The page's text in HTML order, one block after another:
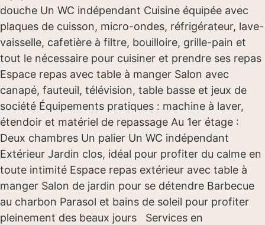
douche Un WC indépendant Cuisine équipée avec
plaques de cuisson, micro-ondes, réfrigérateur, lave-
vaisselle, cafetière à filtre, bouilloire, grille-pain et
tout le nécessaire pour cuisiner et prendre ses repas
Espace repas avec table à manger Salon avec
canapé, fauteuil, télévision, table basse et jeux de
société Équipements pratiques : machine à laver,
étendoir et matériel de repassage Au 1er étage :
Deux chambres Un palier Un WC indépendant
Extérieur Jardin clos, idéal pour profiter du calme en
toute intimité Espace repas extérieur avec table à
manger Salon de jardin pour se détendre Barbecue
au charbon Parasol et bains de soleil pour profiter
pleinement des beaux jours Services en